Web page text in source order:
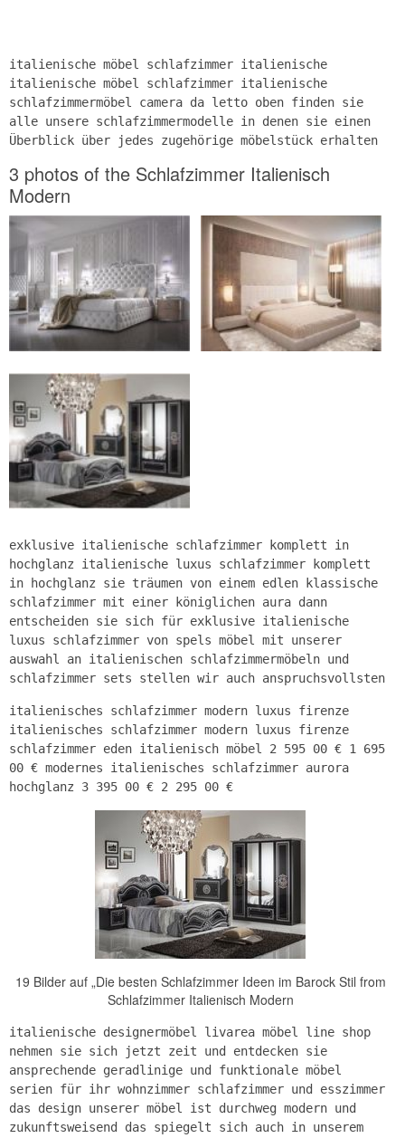
italienische möbel schlafzimmer italienische
italienische möbel schlafzimmer italienische
schlafzimmermöbel camera da letto oben finden sie
alle unsere schlafzimmermodelle in denen sie einen
Überblick über jedes zugehörige möbelstück erhalten
3 photos of the Schlafzimmer Italienisch
Modern
exklusive italienische schlafzimmer komplett in
hochglanz italienische luxus schlafzimmer komplett
in hochglanz sie träumen von einem edlen klassische
schlafzimmer mit einer königlichen aura dann
entscheiden sie sich für exklusive italienische
luxus schlafzimmer von spels möbel mit unserer
auswahl an italienischen schlafzimmermöbeln und
schlafzimmer sets stellen wir auch anspruchsvollsten
italienisches schlafzimmer modern luxus firenze
italienisches schlafzimmer modern luxus firenze
schlafzimmer eden italienisch möbel 2 595 00 € 1 695
00 € modernes italienisches schlafzimmer aurora
hochglanz 3 395 00 € 2 295 00 €
19 Bilder auf „Die besten Schlafzimmer Ideen im Barock Stil from
Schlafzimmer Italienisch Modern
italienische designermöbel livarea möbel line shop
nehmen sie sich jetzt zeit und entdecken sie
ansprechende geradlinige und funktionale möbel
serien für ihr wohnzimmer schlafzimmer und esszimmer
das design unserer möbel ist durchweg modern und
zukunftsweisend das spiegelt sich auch in unserem